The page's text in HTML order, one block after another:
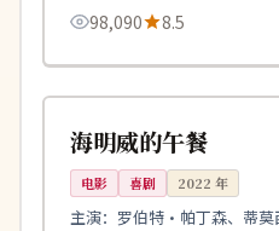
98,090
8.5
美国
4K
海明威的午餐
电影 喜剧 2022 年
主演： 罗伯特·帕丁森、蒂